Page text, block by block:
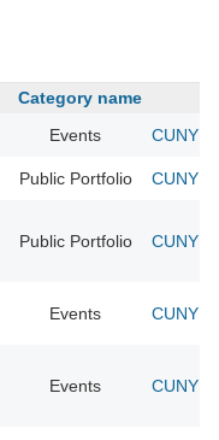
Category name
Events CUNY
Public Portfolio CUNY
Public Portfolio CUNY
Events CUNY
Events CUNY